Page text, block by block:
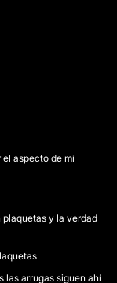
aspecto de mi
plaquetas y la verdad
las arrugas siguen ahí